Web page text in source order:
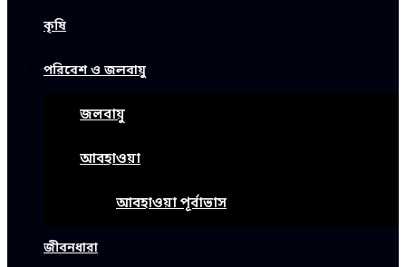
কৃষি
পরিবেশ ও জলবায়ু
জলবায়ু
আবহাওয়া
আবহাওয়া পূর্বাভাস
জীবনধারা